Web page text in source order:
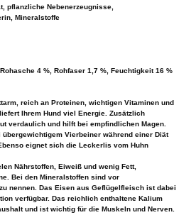
pflanzliche Nebenerzeugnisse,
Mineralstoffe
4 %, Rohfaser 1,7 %, Feuchtigkeit 16 %
reich an Proteinen, wichtigen Vitaminen und
Ihrem Hund viel Energie. Zusätzlich
verdaulich und hilft bei empfindlichen Magen.
übergewichtigem Vierbeiner während einer Diät
eignet sich die Leckerlis vom Huhn
Nährstoffen, Eiweiß und wenig Fett,
Bei den Mineralstoffen sind vor
nennen. Das Eisen aus Geflügelfleisch ist dabei
verfügbar. Das reichlich enthaltene Kalium
und ist wichtig für die Muskeln und Nerven.